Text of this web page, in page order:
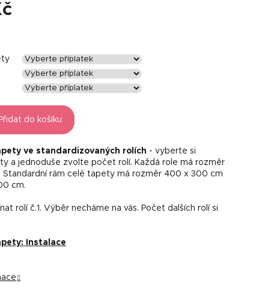
Přidat do košíku
ve standardizovaných rolích - vyberte si
a jednoduše zvolte počet rolí. Každá role má rozměr
Standardní rám celé tapety má rozměr 400 x 300 cm
cm.
rolí č.1. Výběr necháme na vás. Počet dalších rolí si
Instalace